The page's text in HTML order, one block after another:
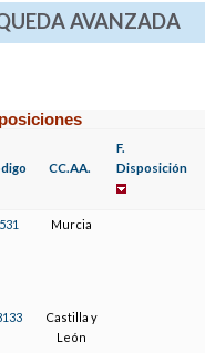
AVANZADA
CC.AA.
F.
Disposición
Murcia
Castilla y
León